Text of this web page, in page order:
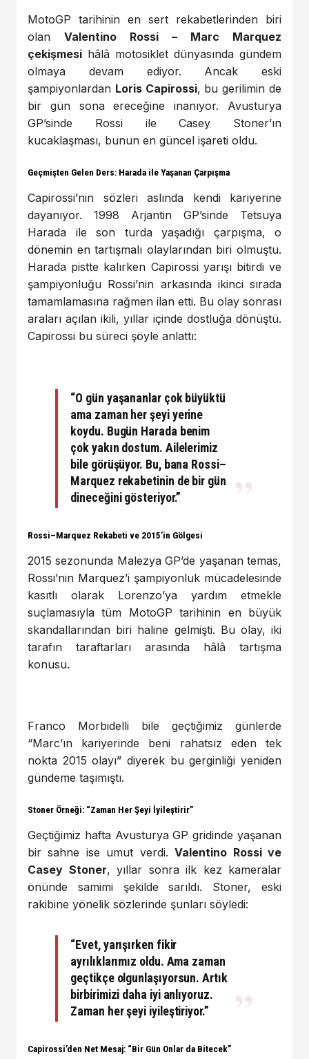
MotoGP tarihinin en sert rekabetlerinden biri
olan Valentino Rossi – Marc Marquez
çekişmesi hâlâ motosiklet dünyasında gündem
olmaya devam ediyor. Ancak eski
şampiyonlardan Loris Capirossi, bu gerilimin de
bir gün sona ereceğine inanıyor. Avusturya
GP’sinde Rossi ile Casey Stoner’ın
kucaklaşması, bunun en güncel işareti oldu.
Geçmişten Gelen Ders: Harada ile Yaşanan Çarpışma
Capirossi’nin sözleri aslında kendi kariyerine
dayanıyor. 1998 Arjantin GP’sinde Tetsuya
Harada ile son turda yaşadığı çarpışma, o
dönemin en tartışmalı olaylarından biri olmuştu.
Harada pistte kalırken Capirossi yarışı bitirdi ve
şampiyonluğu Rossi’nin arkasında ikinci sırada
tamamlamasına rağmen ilan etti. Bu olay sonrası
araları açılan ikili, yıllar içinde dostluğa dönüştü.
Capirossi bu süreci şöyle anlattı:
“O gün yaşananlar çok büyüktü
ama zaman her şeyi yerine
koydu. Bugün Harada benim
çok yakın dostum. Ailelerimiz
bile görüşüyor. Bu, bana Rossi–
Marquez rekabetinin de bir gün
dineceğini gösteriyor.”
Rossi–Marquez Rekabeti ve 2015’in Gölgesi
2015 sezonunda Malezya GP’de yaşanan temas,
Rossi’nin Marquez’i şampiyonluk mücadelesinde
kasıtlı olarak Lorenzo’ya yardım etmekle
suçlamasıyla tüm MotoGP tarihinin en büyük
skandallarından biri haline gelmişti. Bu olay, iki
tarafın taraftarları arasında hâlâ tartışma
konusu.
Franco Morbidelli bile geçtiğimiz günlerde
“Marc’ın kariyerinde beni rahatsız eden tek
nokta 2015 olayı” diyerek bu gerginliği yeniden
gündeme taşımıştı.
Stoner Örneği: “Zaman Her Şeyi İyileştirir”
Geçtiğimiz hafta Avusturya GP gridinde yaşanan
bir sahne ise umut verdi.Valentino Rossi ve
Casey Stoner, yıllar sonra ilk kez kameralar
önünde samimi şekilde sarıldı. Stoner, eski
rakibine yönelik sözlerinde şunları söyledi:
“Evet, yarışırken fikir
ayrılıklarımız oldu. Ama zaman
geçtikçe olgunlaşıyorsun. Artık
birbirimizi daha iyi anlıyoruz.
Zaman her şeyi iyileştiriyor.”
Capirossi’den Net Mesaj: “Bir Gün Onlar da Bitecek”